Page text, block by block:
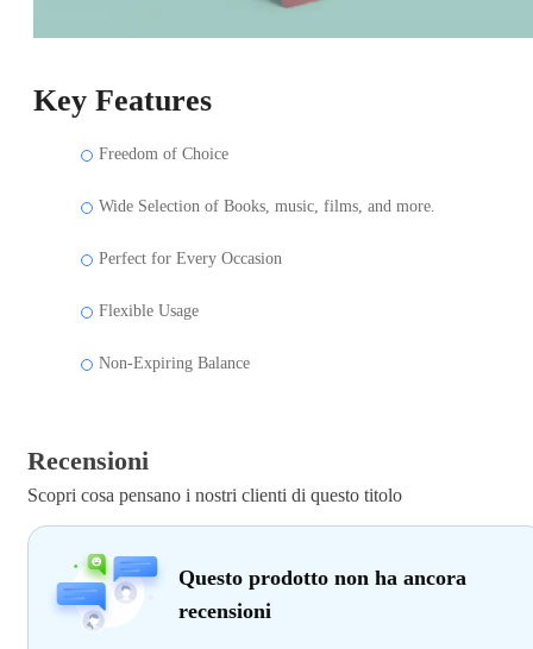
Key Features
Freedom of Choice
Wide Selection of Books, music, films, and more.
Perfect for Every Occasion
Flexible Usage
Non-Expiring Balance
Recensioni
Scopri cosa pensano i nostri clienti di questo titolo
Questo prodotto non ha ancora
recensioni